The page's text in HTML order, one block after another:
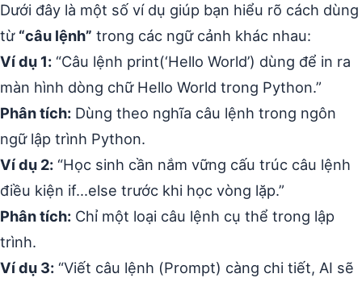
Dưới đây là một số ví dụ giúp bạn hiểu rõ cách dùng
từ “câu lệnh” trong các ngữ cảnh khác nhau:
Ví dụ 1: “Câu lệnh print(‘Hello World’) dùng để in ra
màn hình dòng chữ Hello World trong Python.”
Phân tích: Dùng theo nghĩa câu lệnh trong ngôn
ngữ lập trình Python.
Ví dụ 2: “Học sinh cần nắm vững cấu trúc câu lệnh
điều kiện if…else trước khi học vòng lặp.”
Phân tích: Chỉ một loại câu lệnh cụ thể trong lập
trình.
Ví dụ 3: “Viết câu lệnh (Prompt) càng chi tiết, AI sẽ